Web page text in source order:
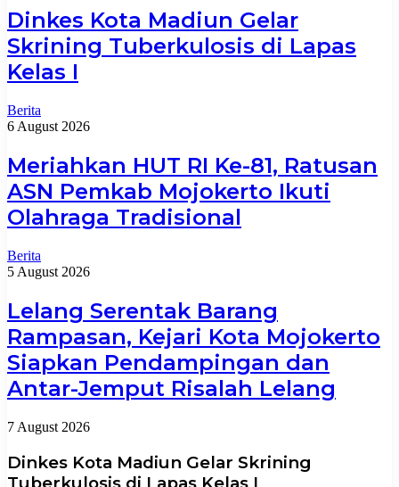
Dinkes Kota Madiun Gelar
Skrining Tuberkulosis di Lapas
Kelas I
Berita
6 August 2026
Meriahkan HUT RI Ke-81, Ratusan
ASN Pemkab Mojokerto Ikuti
Olahraga Tradisional
Berita
5 August 2026
Lelang Serentak Barang
Rampasan, Kejari Kota Mojokerto
Siapkan Pendampingan dan
Antar-Jemput Risalah Lelang
7 August 2026
Dinkes Kota Madiun Gelar Skrining
Tuberkulosis di Lapas Kelas I